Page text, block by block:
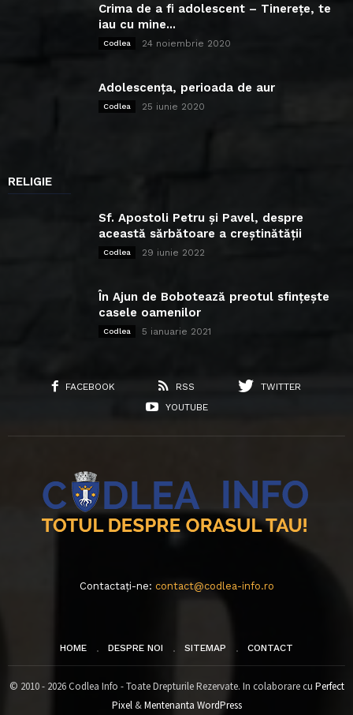
Crima de a fi adolescent – Tinerețe, te
iau cu mine...
Codlea 24 noiembrie 2020
Adolescența, perioada de aur
Codlea 25 iunie 2020
RELIGIE
Sf. Apostoli Petru și Pavel, despre
această sărbătoare a creștinătății
Codlea 29 iunie 2022
În Ajun de Bobotează preotul sfințește
casele oamenilor
Codlea 5 ianuarie 2021
FACEBOOK RSS
TWITTER
YOUTUBE
Contactați-ne: contact@codlea-info.ro
HOME DESPRE NOI SITEMAP CONTACT
© 2010 - 2026 Codlea Info - Toate Drepturile Rezervate. In colaborare cu Perfect
Pixel&Mentenanta WordPress